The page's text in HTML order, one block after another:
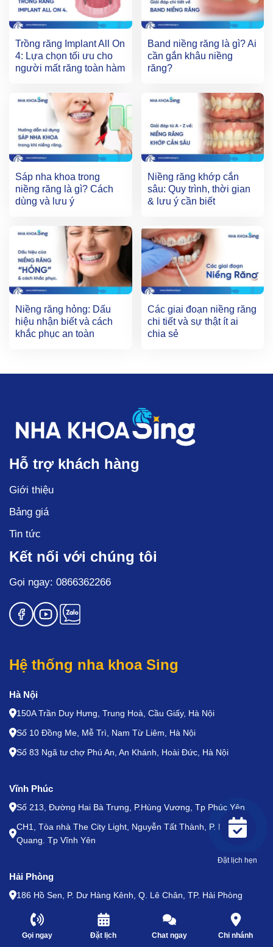
Trồng răng Implant All On
4: Lựa chọn tối ưu cho
người mất răng toàn hàm
Band niềng răng là gì? Ai
cần gắn khâu niềng
răng?
Sáp nha khoa trong
niềng răng là gì? Cách
dùng và lưu ý
Niềng răng khớp cắn
sâu: Quy trình, thời gian
& lưu ý cần biết
Niềng răng hỏng: Dấu
hiệu nhận biết và cách
khắc phục an toàn
Các giai đoạn niềng răng
chi tiết và sự thật ít ai
chia sẻ
Gọi ngay Đặt lịch Chat ngay Chi nhánh
Hỗ trợ khách hàng
Giới thiệu
Bảng giá
Tin tức
Kết nối với chúng tôi
Gọi ngay: 0866362266
Hệ thống nha khoa Sing
Hà Nội
150A Trần Duy Hưng, Trung Hoà, Cầu Giấy, Hà Nội
Số 10 Đồng Me, Mễ Trì, Nam Từ Liêm, Hà Nội
Số 83 Ngã tư chợ Phú An, An Khánh, Hoài Đức, Hà Nội
Vĩnh Phúc
Số 213, Đường Hai Bà Trưng, P.Hùng Vương, Tp Phúc Yên
CH1, Tòa nhà The City Light, Nguyễn Tất Thành, P. Khai
Quang. Tp Vĩnh Yên
Hải Phòng
186 Hồ Sen, P. Dư Hàng Kênh, Q. Lê Chân, TP. Hải Phòng
29 Hoàng Văn Thụ, P. Hoàng Văn Thụ, Q. Hồng Bàng, TP.
Hải Phòng
Đặt lịch hẹn